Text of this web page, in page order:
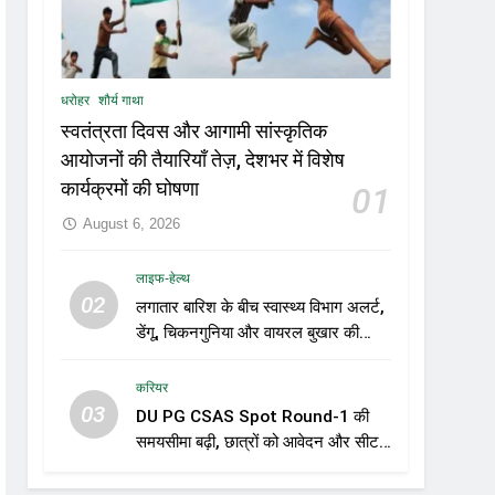
धरोहर शौर्य गाथा
स्वतंत्रता दिवस और आगामी सांस्कृतिक
आयोजनों की तैयारियाँ तेज़, देशभर में विशेष
कार्यक्रमों की घोषणा
01
August 6, 2026
02
लाइफ-हेल्थ
लगातार बारिश के बीच स्वास्थ्य विभाग अलर्ट,
डेंगू, चिकनगुनिया और वायरल बुखार की
निर्देश
03
करियर
DU PG CSAS Spot Round-1 की
समयसीमा बढ़ी, छात्रों को आवेदन और सीट